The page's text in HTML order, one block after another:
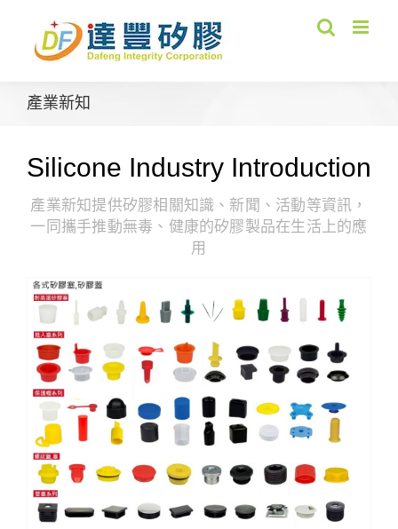
content
產業新知
Silicone Industry Introduction
產業新知提供矽膠相關知識、新聞、活動等資訊，
一同攜手推動無毒、健康的矽膠製品在生活上的應
用